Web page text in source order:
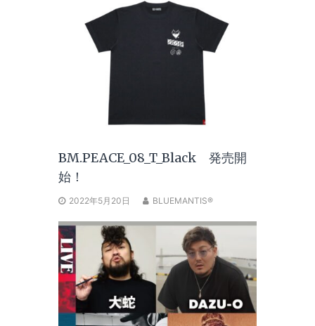
BM.PEACE_08_T_Black 発売開
始！
2022年5月20日 BLUEMANTIS®